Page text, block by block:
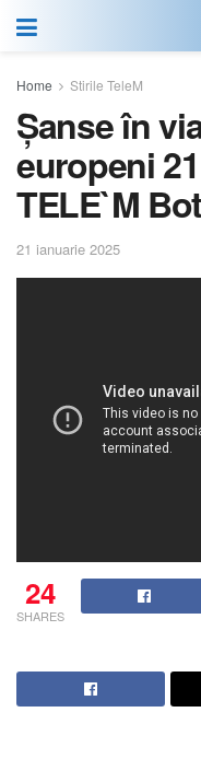
Home Stirile TeleM
Șanse în
europeni
TELE`M
21 ianuarie 2025
24
SHARES